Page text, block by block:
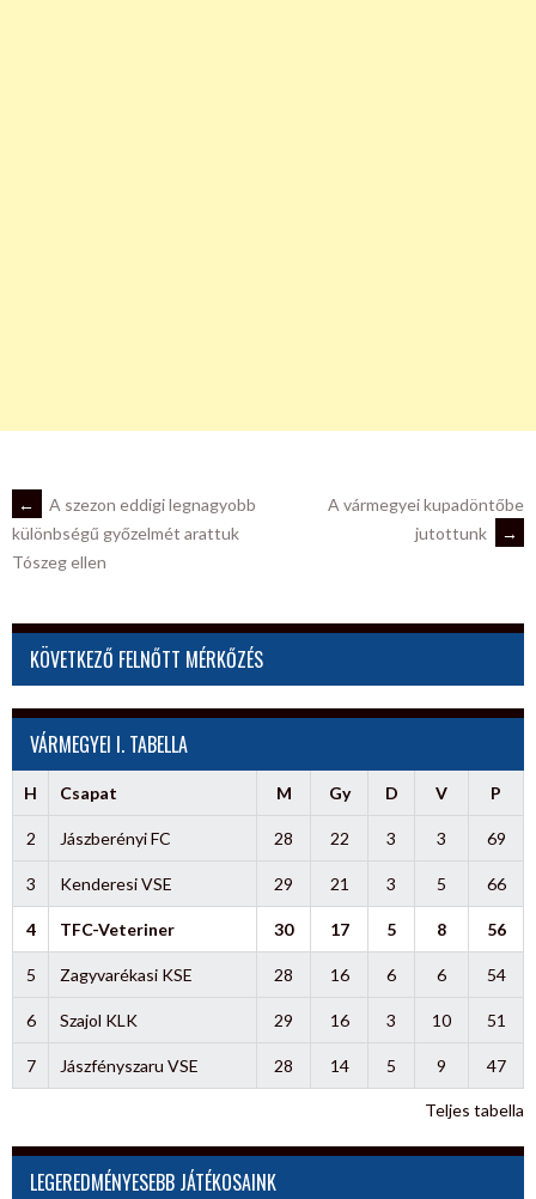
POST
NAVIGATION
←
A szezon eddigi legnagyobb
különbségű győzelmét arattuk
Tószeg ellen
A vármegyei kupadöntőbe
jutottunk
→
KÖVETKEZŐ FELNŐTT MÉRKŐZÉS
VÁRMEGYEI I. TABELLA
H Csapat M Gy D V P
2 Jászberényi FC 28 22 3 3 69
3 Kenderesi VSE 29 21 3 5 66
4 TFC-Veteriner 30 17 5 8 56
5 Zagyvarékasi KSE 28 16 6 6 54
6 Szajol KLK 29 16 3 10 51
7 Jászfényszaru VSE 28 14 5 9 47
Teljes tabella
LEGEREDMÉNYESEBB JÁTÉKOSAINK